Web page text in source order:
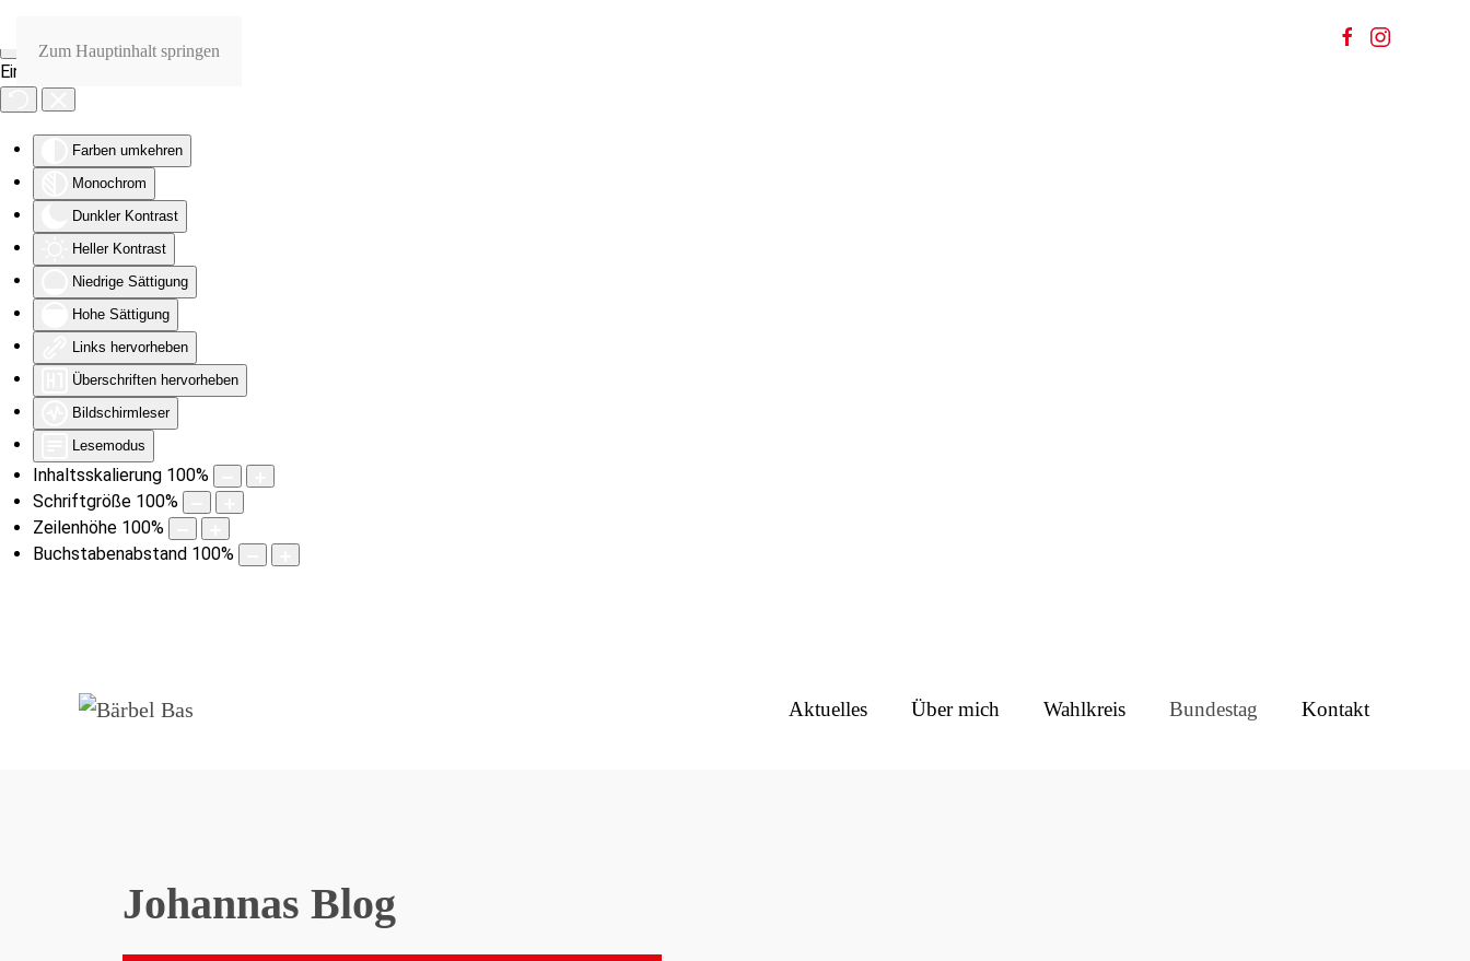
Eingabehilfen öffnen
Farben umkehren
Monochrom
Dunkler Kontrast
Heller Kontrast
Niedrige Sättigung
Hohe Sättigung
Links hervorheben
Überschriften hervorheben
Bildschirmleser
Lesemodus
Inhaltsskalierung 100%
Schriftgröße 100%
Zeilenhöhe 100%
Buchstabenabstand 100%
Zum Hauptinhalt springen
Aktuelles Über mich Wahlkreis Bundestag Kontakt
Johannas Blog